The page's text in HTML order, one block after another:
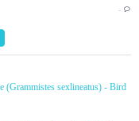
…
(Grammistes sexlineatus) - Bird